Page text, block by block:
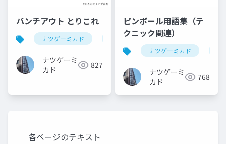
パンチアウト とりこれ
ナツゲーミカド パンチアウト
ナツゲーミ
カド
827
ピンボール用語集（テ
クニック関連）
ナツゲーミカド
ナツゲーミ
カド
768
各ページのテキスト